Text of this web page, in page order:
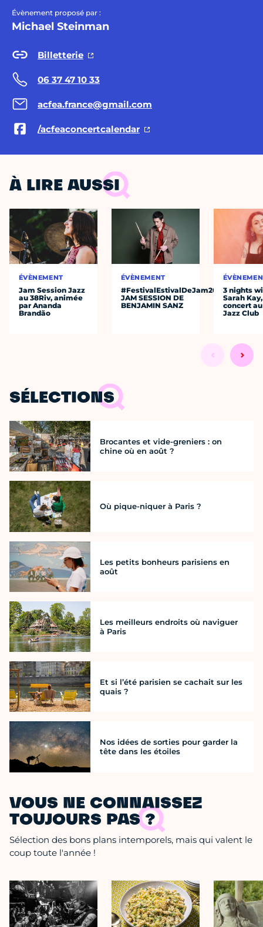
Évènement proposé par :
Michael Steinman
Billetterie
06 37 47 10 33
acfea.france@gmail.com
/acfeaconcertcalendar
À LIRE AUSSI
ÉVÈNEMENT
Jam Session Jazz
au 38Riv, animée
par Ananda
Brandão
ÉVÈNEMENT
#FestivalEstivalDeJam2026
JAM SESSION DE
BENJAMIN SANZ
3 nights
Sarah
concert
Jazz Club
SÉLECTIONS
Brocantes et vide-greniers : on
chine où en août ?
Où pique-niquer à Paris ?
Les petits bonheurs parisiens en
août
Les meilleurs endroits où naviguer
à Paris
Et si l’été parisien se cachait sur les
quais ?
Nos idées de sorties pour garder la
tête dans les étoiles
VOUS NE CONNAISSEZ
TOUJOURS PAS ?
Sélection des bons plans intemporels, mais qui valent le
coup toute l'année !